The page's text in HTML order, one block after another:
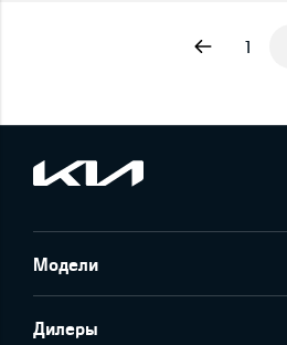
1
Модели
Дилеры